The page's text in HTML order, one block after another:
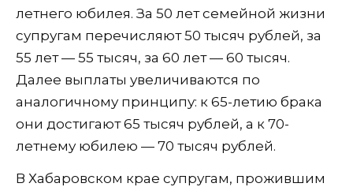
летнего юбилея. За 50 лет семейной жизни
супругам перечисляют 50 тысяч рублей, за
55 лет — 55 тысяч, за 60 лет — 60 тысяч.
Далее выплаты увеличиваются по
аналогичному принципу: к 65-летию брака
они достигают 65 тысяч рублей, а к 70-
летнему юбилею — 70 тысяч рублей.
В Хабаровском крае супругам, прожившим